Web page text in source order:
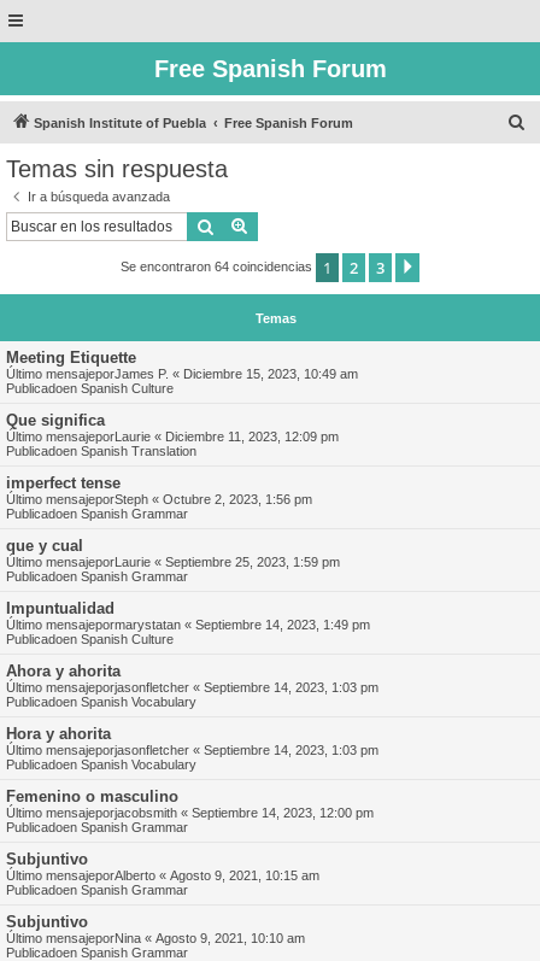
Free Spanish Forum
Spanish Institute of Puebla Free Spanish Forum
Temas sin respuesta
Ir a búsqueda avanzada
Buscar
Se encontraron 64 coincidencias 1 2 3
Temas
Meeting Etiquette
Último mensajeporJames P. « Diciembre 15, 2023, 10:49 am
Publicadoen Spanish Culture
Que significa
Último mensajeporLaurie « Diciembre 11, 2023, 12:09 pm
Publicadoen Spanish Translation
imperfect tense
Último mensajeporSteph « Octubre 2, 2023, 1:56 pm
Publicadoen Spanish Grammar
que y cual
Último mensajeporLaurie « Septiembre 25, 2023, 1:59 pm
Publicadoen Spanish Grammar
Impuntualidad
Último mensajepormarystatan « Septiembre 14, 2023, 1:49 pm
Publicadoen Spanish Culture
Ahora y ahorita
Último mensajeporjasonfletcher « Septiembre 14, 2023, 1:03 pm
Publicadoen Spanish Vocabulary
Hora y ahorita
Último mensajeporjasonfletcher « Septiembre 14, 2023, 1:03 pm
Publicadoen Spanish Vocabulary
Femenino o masculino
Último mensajeporjacobsmith « Septiembre 14, 2023, 12:00 pm
Publicadoen Spanish Grammar
Subjuntivo
Último mensajeporAlberto « Agosto 9, 2021, 10:15 am
Publicadoen Spanish Grammar
Subjuntivo
Último mensajeporNina « Agosto 9, 2021, 10:10 am
Publicadoen Spanish Grammar